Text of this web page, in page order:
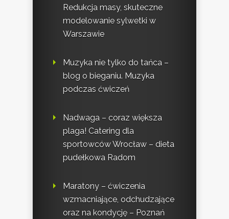
Redukcja masy, skuteczne
modelowanie sylwetki w
Warszawie
Muzyka nie tylko do tańca –
blog o bieganiu. Muzyka
podczas ćwiczeń
Nadwaga – coraz większa
plaga! Catering dla
sportowców Wrocław – dieta
pudełkowa Radom
Maratony – ćwiczenia
wzmacniające, odchudzające
oraz na kondycję – Poznań